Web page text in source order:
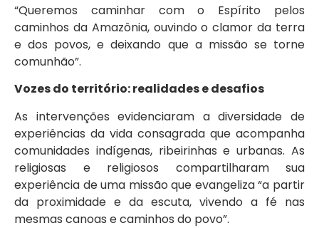
“Queremos caminhar com o Espírito pelos
caminhos da Amazônia, ouvindo o clamor da terra
e dos povos, e deixando que a missão se torne
comunhão”.
Vozes do território: realidades e desafios
As intervenções evidenciaram a diversidade de
experiências da vida consagrada que acompanha
comunidades indígenas, ribeirinhas e urbanas. As
religiosas e religiosos compartilharam sua
experiência de uma missão que evangeliza “a partir
da proximidade e da escuta, vivendo a fé nas
mesmas canoas e caminhos do povo”.